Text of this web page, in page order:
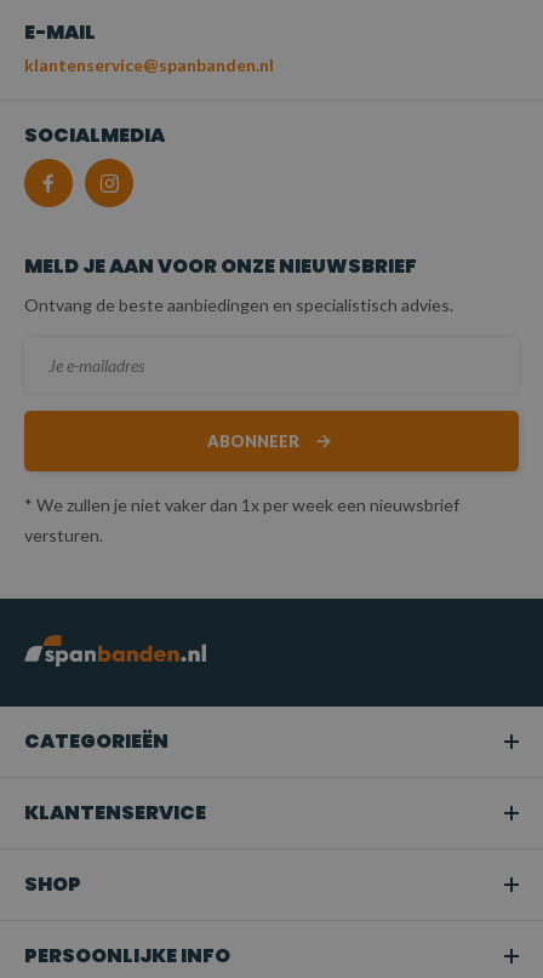
E-MAIL
klantenservice@spanbanden.nl
SOCIALMEDIA
MELD JE AAN VOOR ONZE NIEUWSBRIEF
Ontvang de beste aanbiedingen en specialistisch advies.
ABONNEER
* We zullen je niet vaker dan 1x per week een nieuwsbrief
versturen.
CATEGORIEËN
KLANTENSERVICE
SHOP
PERSOONLIJKE INFO